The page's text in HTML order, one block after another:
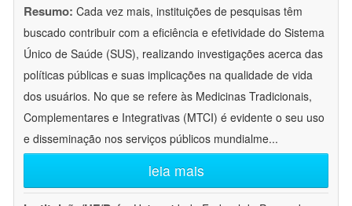
Resumo: Cada vez mais, instituições de pesquisas têm
buscado contribuir com a eficiência e efetividade do Sistema
Único de Saúde (SUS), realizando investigações acerca das
políticas públicas e suas implicações na qualidade de vida
dos usuários. No que se refere às Medicinas Tradicionais,
Complementares e Integrativas (MTCI) é evidente o seu uso
e disseminação nos serviços públicos mundialme...
leia mais